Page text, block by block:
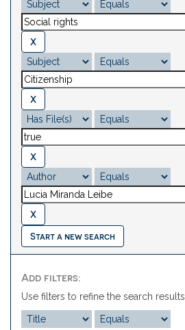
Start a new search
Add filters:
Use filters to refine the search results.